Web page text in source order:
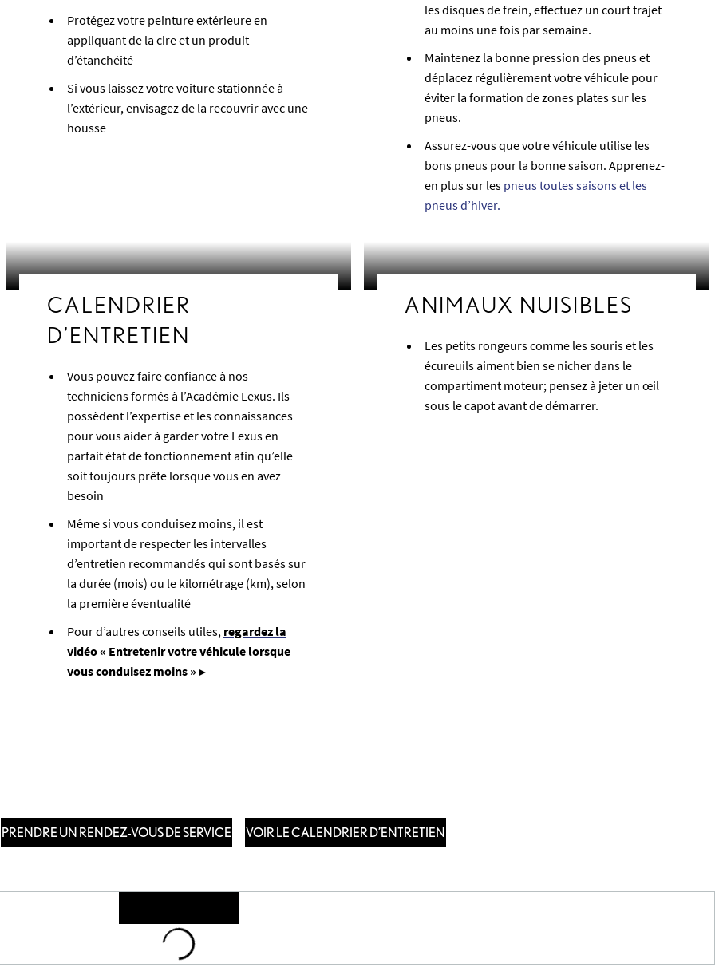
Protégez votre peinture extérieure en
appliquant de la cire et un produit
d’étanchéité
Si vous laissez votre voiture stationnée à
l’extérieur, envisagez de la recouvrir avec une
housse
les disques de frein, effectuez un court trajet
au moins une fois par semaine.
Maintenez la bonne pression des pneus et
déplacez régulièrement votre véhicule pour
éviter la formation de zones plates sur les
pneus.
Assurez-vous que votre véhicule utilise les
bons pneus pour la bonne saison. Apprenez-
en plus sur les pneus toutes saisons et les
pneus d’hiver.
CALENDRIER
D’ENTRETIEN
Vous pouvez faire confiance à nos
techniciens formés à l’Académie Lexus. Ils
possèdent l’expertise et les connaissances
pour vous aider à garder votre Lexus en
parfait état de fonctionnement afin qu’elle
soit toujours prête lorsque vous en avez
besoin
Même si vous conduisez moins, il est
important de respecter les intervalles
d’entretien recommandés qui sont basés sur
la durée (mois) ou le kilométrage (km), selon
la première éventualité
Pour d’autres conseils utiles, regardez la
vidéo « Entretenir votre véhicule lorsque
vous conduisez moins » ▶
ANIMAUX NUISIBLES
Les petits rongeurs comme les souris et les
écureuils aiment bien se nicher dans le
compartiment moteur; pensez à jeter un œil
sous le capot avant de démarrer.
PRENDRE UN RENDEZ-VOUS DE SERVICE VOIR LE CALENDRIER D’ENTRETIEN
Loading